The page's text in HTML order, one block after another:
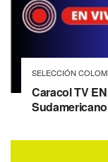
SELECCIÓN
Caracol TV